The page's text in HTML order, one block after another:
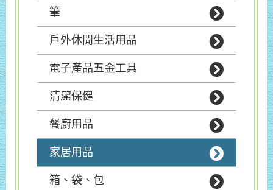
筆
戶外休閒生活用品
電子產品五金工具
清潔保健
餐廚用品
家居用品
箱、袋、包